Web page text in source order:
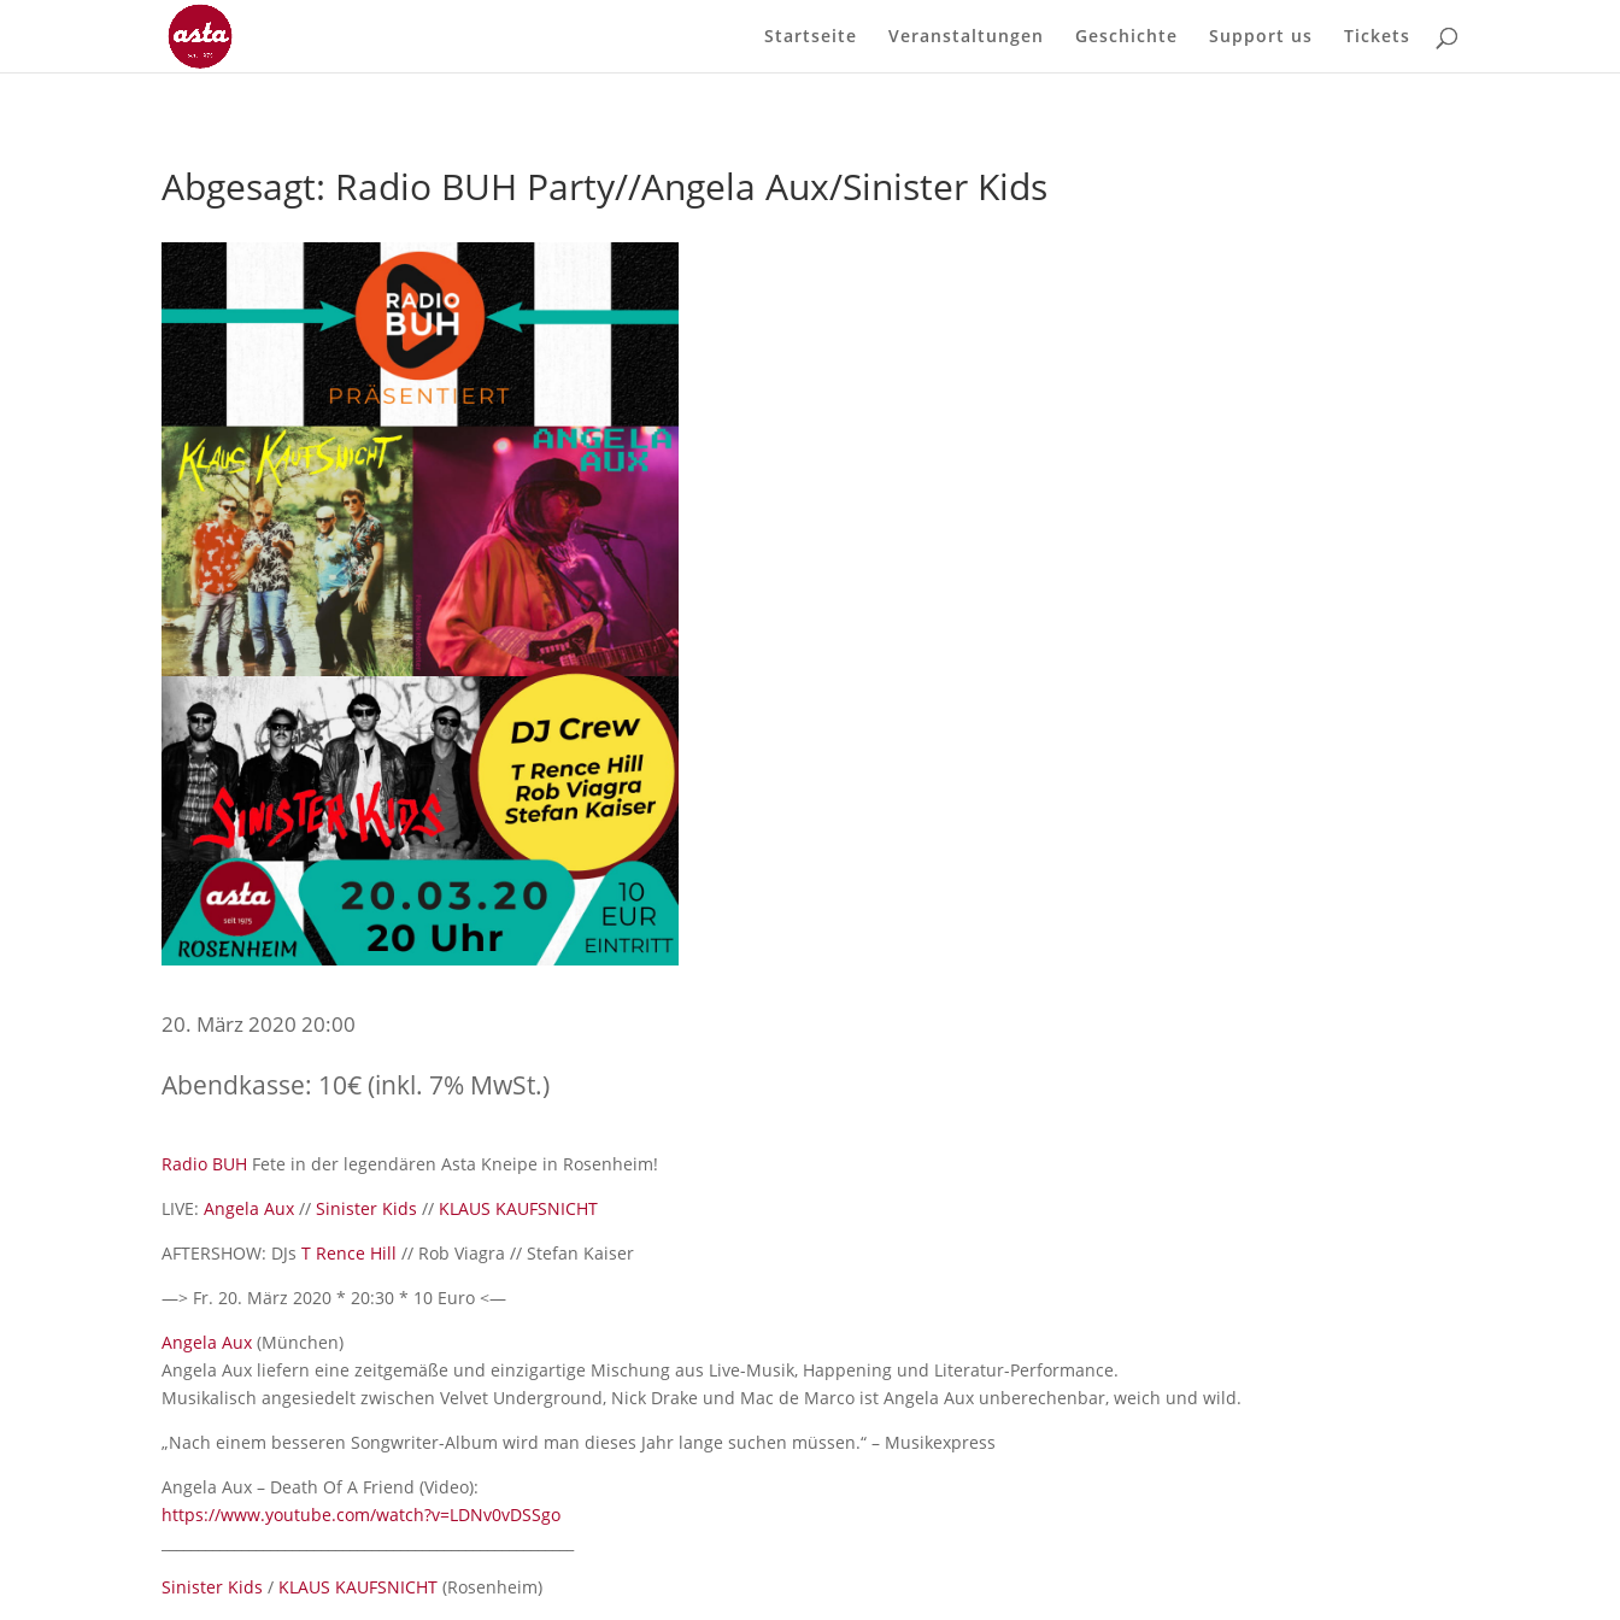
Startseite Veranstaltungen Geschichte Support us Tickets
Abgesagt: Radio BUH Party//Angela Aux/Sinister Kids
20. März 2020 20:00
Abendkasse: 10€ (inkl. 7% MwSt.)
Radio BUH Fete in der legendären Asta Kneipe in Rosenheim!
LIVE:Angela Aux //Sinister Kids // KLAUS KAUFSNICHT
AFTERSHOW: DJsT Rence Hill // Rob Viagra // Stefan Kaiser
—> Fr. 20. März 2020 * 20:30 * 10 Euro <—
Angela Aux (München)
Angela Aux liefern eine zeitgemäße und einzigartige Mischung aus Live-Musik, Happening und Literatur-Performance.
Musikalisch angesiedelt zwischen Velvet Underground, Nick Drake und Mac de Marco ist Angela Aux unberechenbar, weich und wild.
„Nach einem besseren Songwriter-Album wird man dieses Jahr lange suchen müssen.“ – Musikexpress
Angela Aux – Death Of A Friend (Video):
https://www.youtube.com/watch?v=LDNv0vDSSgo
Sinister Kids / KLAUS KAUFSNICHT (Rosenheim)